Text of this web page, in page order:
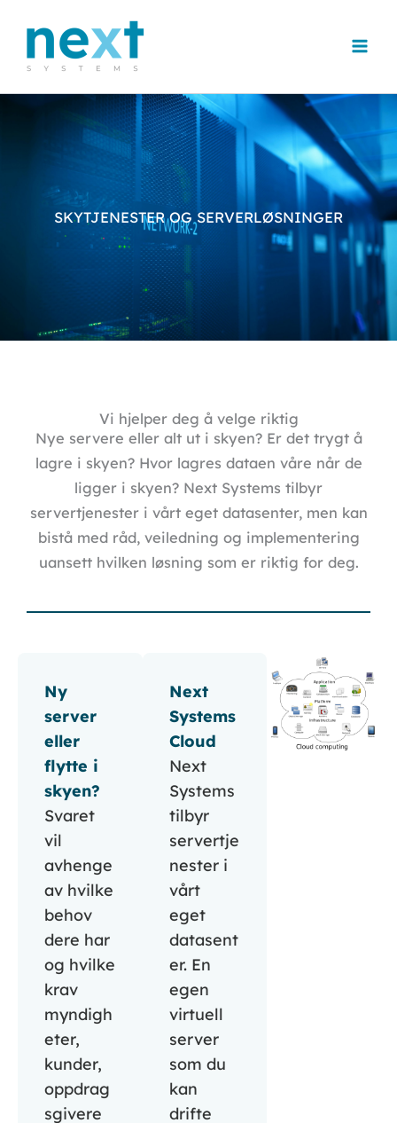
SKYTJENESTER OG SERVERLØSNINGER
Vi hjelper deg å velge riktig
Nye servere eller alt ut i skyen? Er det trygt å
lagre i skyen? Hvor lagres dataen våre når de
ligger i skyen? Next Systems tilbyr
servertjenester i vårt eget datasenter, men kan
bistå med råd, veiledning og implementering
uansett hvilken løsning som er riktig for deg.
Ny
server
eller
flytte i
skyen?
Svaret
vil
avhenge
av hvilke
behov
dere har
og hvilke
krav
myndigh
eter,
kunder,
oppdrag
sgivere
Next
Systems
Cloud
Next
Systems
tilbyr
servertje
nester i
vårt
eget
datasent
er. En
egen
virtuell
server
som du
kan
drifte